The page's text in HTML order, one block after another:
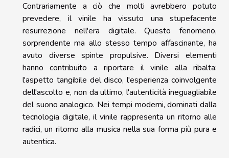
Contrariamente a ciò che molti avrebbero potuto
prevedere, il vinile ha vissuto una stupefacente
resurrezione nell'era digitale. Questo fenomeno,
sorprendente ma allo stesso tempo affascinante, ha
avuto diverse spinte propulsive. Diversi elementi
hanno contribuito a riportare il vinile alla ribalta:
l'aspetto tangibile del disco, l'esperienza coinvolgente
dell'ascolto e, non da ultimo, l'autenticità ineguagliabile
del suono analogico. Nei tempi moderni, dominati dalla
tecnologia digitale, il vinile rappresenta un ritorno alle
radici, un ritorno alla musica nella sua forma più pura e
autentica.